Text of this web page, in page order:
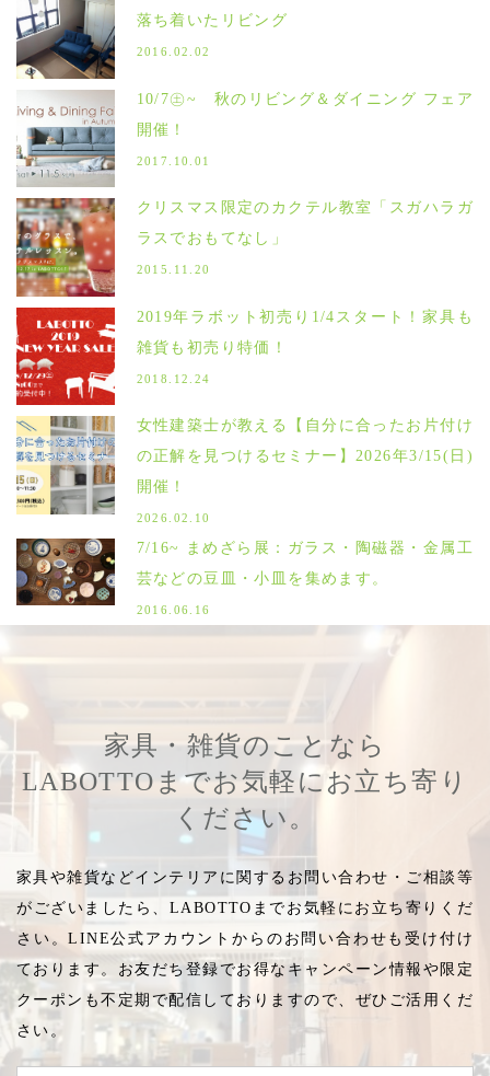
落ち着いたリビング
2016.02.02
10/7㊏~ 秋のリビング＆ダイニング フェア
開催！
2017.10.01
クリスマス限定のカクテル教室「スガハラガ
ラスでおもてなし」
2015.11.20
2019年ラボット初売り1/4スタート！家具も
雑貨も初売り特価！
2018.12.24
女性建築士が教える【自分に合ったお片付け
の正解を見つけるセミナー】2026年3/15(日)
開催！
2026.02.10
7/16~ まめざら展：ガラス・陶磁器・金属工
芸などの豆皿・小皿を集めます。
2016.06.16
家具・雑貨のことなら
LABOTTOまでお気軽にお立ち寄り
ください。
家具や雑貨などインテリアに関するお問い合わせ・ご相談等
がございましたら、LABOTTOまでお気軽にお立ち寄りくだ
さい。LINE公式アカウントからのお問い合わせも受け付け
ております。お友だち登録でお得なキャンペーン情報や限定
クーポンも不定期で配信しておりますので、ぜひご活用くだ
さい。